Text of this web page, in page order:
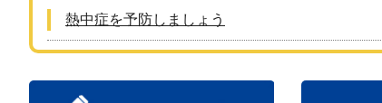
熱中症を予防しましょう